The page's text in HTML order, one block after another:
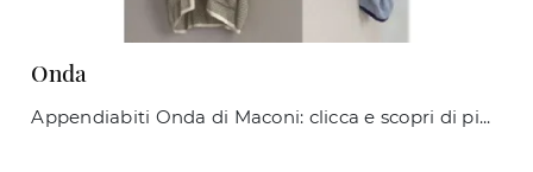
Onda
Appendiabiti Onda di Maconi: clicca e scopri di più sui Complementi e appendiabiti moderni in metallo del noto e rinomato brand!